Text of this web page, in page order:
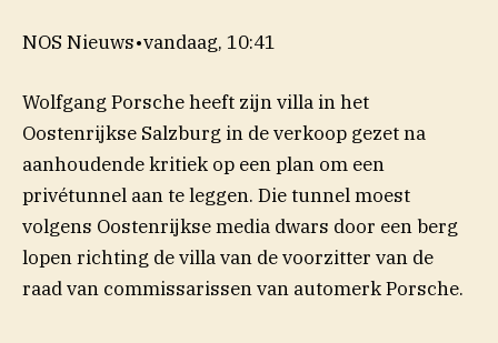
NOS Nieuws•vandaag, 10:41
Wolfgang Porsche heeft zijn villa in het
Oostenrijkse Salzburg in de verkoop gezet na
aanhoudende kritiek op een plan om een
privétunnel aan te leggen. Die tunnel moest
volgens Oostenrijkse media dwars door een berg
lopen richting de villa van de voorzitter van de
raad van commissarissen van automerk Porsche.